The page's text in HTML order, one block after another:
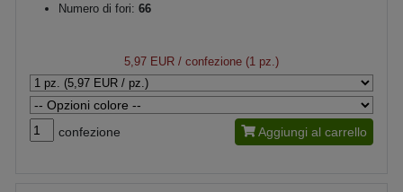
Numero di fori: 66
5,97 EUR / confezione (1 pz.)
confezione Aggiungi al carrello